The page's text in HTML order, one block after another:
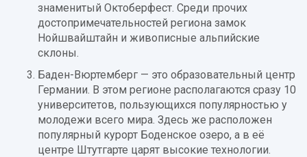
знаменитый Октоберфест. Среди прочих
достопримечательностей региона замок
Нойшвайштайн и живописные альпийские
склоны.
Баден-Вюртемберг — это образовательный центр
Германии. В этом регионе располагаются сразу 10
университетов, пользующихся популярностью у
молодежи всего мира. Здесь же расположен
популярный курорт Боденское озеро, а в её
центре Штутгарте царят высокие технологии.